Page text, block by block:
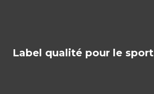
Label qualité pour le sport